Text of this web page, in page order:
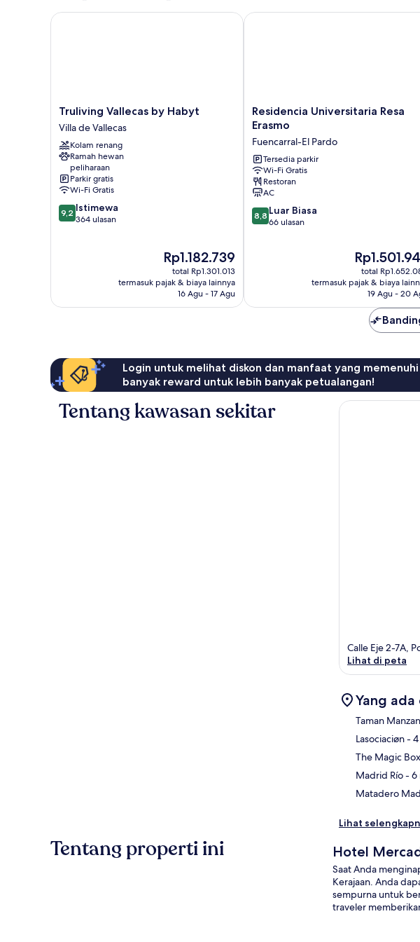
Truliving
Vallecas
by
Habyt
Villa
de
Vallecas
Truliving Vallecas by Habyt
Villa de Vallecas
Kolam renang
Ramah hewan
peliharaan
Parkir gratis
Wi-Fi Gratis
9.2
dari
9,2 Istimewa
364 ulasan
Harga
sekarang
Rp1.182.739
Rp1.182.739
total Rp1.301.013
termasuk pajak & biaya lainnya
16 Agu - 17 Agu
Truliving Vallecas by Habyt
Residencia
Universitaria
Erasmo
Fuencarral-
El
Pardo
Residencia Universitaria Resa
Erasmo
Fuencarral-El Pardo
Tersedia parkir
Wi-Fi Gratis
Restoran
AC
8.8
dari
8,8 Luar Biasa
66 ulasan
Harga
sekarang
Rp1.501.947
total
termasuk pajak & biaya
19 Agu - 20
Residencia Universitaria Resa
Login untuk melihat diskon dan manfaat yang
banyak reward untuk lebih banyak petualangan!
Tentang kawasan sekitar
Calle Eje 2-7A,
Lihat di peta
Yang
Taman
Lasociaciøn-
The Magic Box
Madrid Río- 6
Matadero
Lihat
Tentang properti ini Hotel
Saat Anda
Kerajaan. Anda
sempurna untuk
traveler